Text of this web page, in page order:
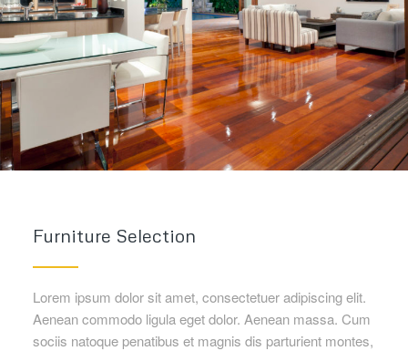
Furniture Selection
Lorem ipsum dolor sit amet, consectetuer adipiscing elit.
Aenean commodo ligula eget dolor. Aenean massa. Cum
sociis natoque penatibus et magnis dis parturient montes,